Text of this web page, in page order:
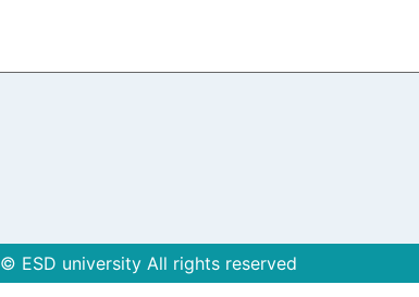
© ESD university All rights reserved